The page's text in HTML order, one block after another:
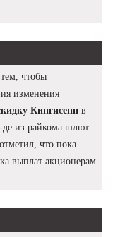
чтобы
изменения
Кингисепп в
де из райкома шлют
что пока
выплат акционерам.